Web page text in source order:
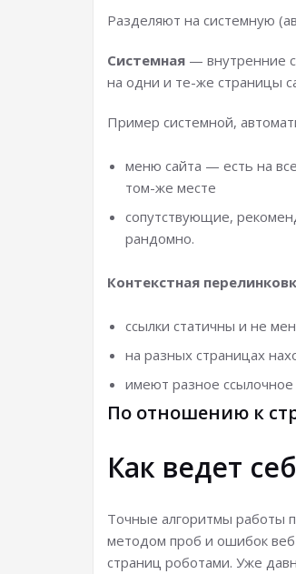
Разделяют на системную
Системная — внутренние
на одни и те-же страницы
Пример системной,
меню сайта — есть на
том-же месте
сопутствующие,
рандомно.
Контекстная
ссылки статичны и не
на разных страницах
имеют разное
По отношению к
Как ведет
Точные алгоритмы работы
методом проб и ошибок
страниц роботами. Уже